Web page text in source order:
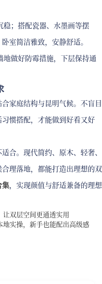
；搭配瓷器、水墨画等摆
室简洁雅致，安静舒适。
地做好防霉措施，下层保持通
家庭结构与昆明气候。不盲目
惯搭配，才能做到好看又好
合。现代简约、原木、轻奢、
理落地，都能打造出理想的双
集，实现颜值与舒适兼备的理想
双层空间更通透实用
实操，新手也能配出高级感